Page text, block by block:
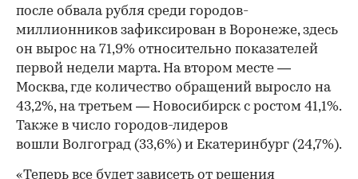
после обвала рубля среди городов-
миллионников зафиксирован в Воронеже, здесь
он вырос на 71,9% относительно показателей
первой недели марта. На втором месте —
Москва, где количество обращений выросло на
43,2%, на третьем — Новосибирск с ростом 41,1%.
Также в число городов-лидеров
вошли Волгоград (33,6%) и Екатеринбург (24,7%).
«Теперь все будет зависеть от решения